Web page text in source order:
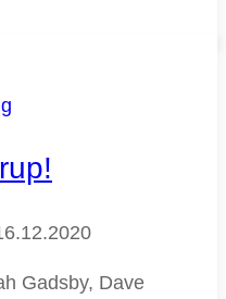
Gadsby, Dave